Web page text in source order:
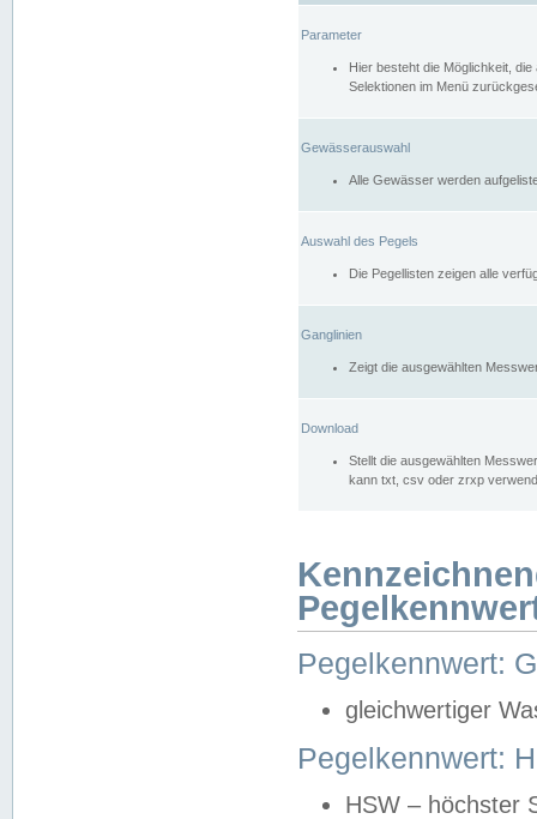
Parameter
Hier besteht die Möglichkeit,
Selektionen im Menü
Gewässerauswahl
Alle Gewässer werden
Auswahl des Pegels
Die Pegellisten zeigen alle
Ganglinien
Zeigt die ausgewählten
Download
Stellt die ausgewählten
kann txt, csv oder zrxp
Pegelkennwert:
gleichwertiger
Pegelkennwert:
HSW – höchster